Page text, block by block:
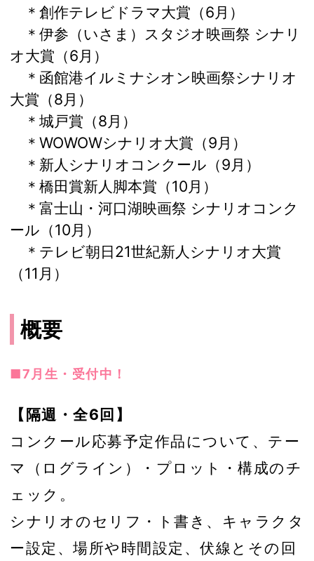
＊創作テレビドラマ大賞（6月）
＊伊参（いさま）スタジオ映画祭 シナリ
オ大賞（6月）
＊函館港イルミナシオン映画祭シナリオ
大賞（8月）
＊城戸賞（8月）
＊WOWOWシナリオ大賞（9月）
＊新人シナリオコンクール（9月）
＊橋田賞新人脚本賞（10月）
＊富士山・河口湖映画祭 シナリオコンク
ール（10月）
＊テレビ朝日21世紀新人シナリオ大賞
（11月）
概要
■7月生・受付中！
【隔週・全6回】
コンクール応募予定作品について、テー
マ（ログライン）・プロット・構成のチ
ェック。
シナリオのセリフ・ト書き、キャラクタ
ー設定、場所や時間設定、伏線とその回